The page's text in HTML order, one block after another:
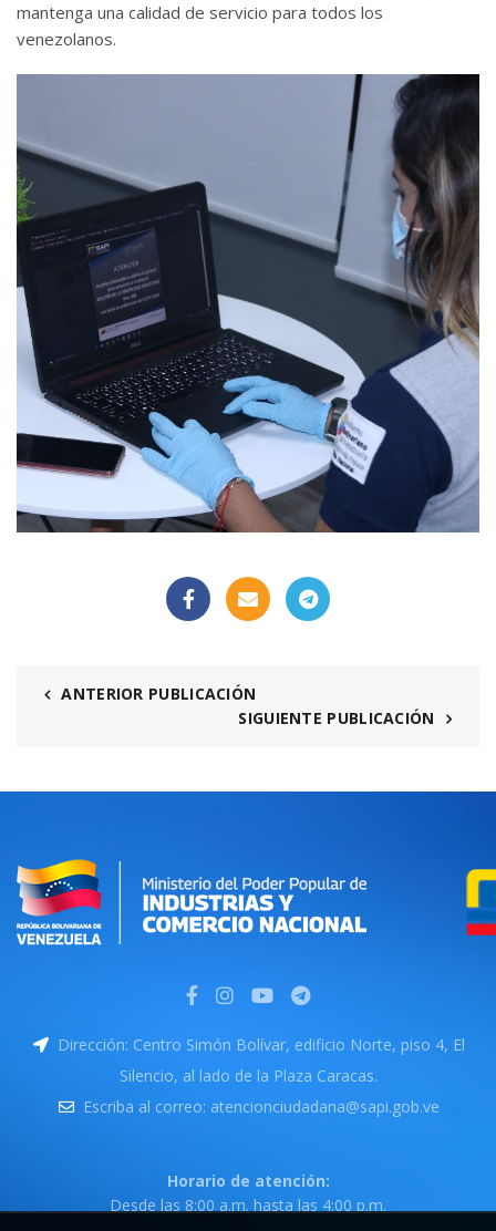
mantenga una calidad de servicio para todos los
venezolanos.
ANTERIOR PUBLICACIÓN
SIGUIENTE PUBLICACIÓN
Dirección: Centro Simón Bolívar, edificio Norte, piso 4, El
Silencio, al lado de la Plaza Caracas.
Escriba al correo: atencionciudadana@sapi.gob.ve
Horario de atención:
Desde las 8:00 a.m. hasta las 4:00 p.m.